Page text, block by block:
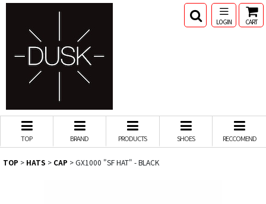
LOGIN CART
TOP BRAND PRODUCTS SHOES RECCOMEND
TOP > HATS > CAP >GX1000 "SF HAT" - BLACK